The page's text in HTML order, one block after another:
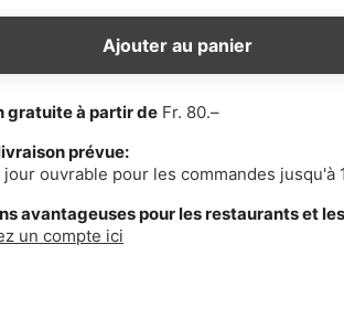
Ajouter au panier
gratuite à partir de Fr. 80.–
prévue:
jour ouvrable pour les commandes jusqu'à
avantageuses pour les restaurants et
un compte ici